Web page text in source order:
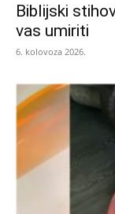
Biblijski
vas umiriti
6. kolovoza 2026.